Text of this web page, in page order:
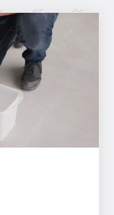
05 06
parfait !
MCG.
manière
ou un
de séchage